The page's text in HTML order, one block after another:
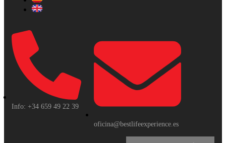
Info: +34 659 49 22 39
oficina@bestlifeexperience.es